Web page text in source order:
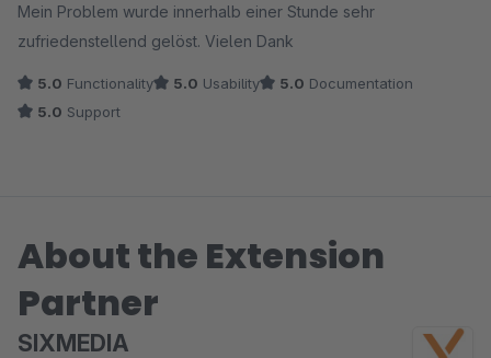
Alles funktioniert nun so, wie es soll.
majakopter.de
Mein Problem wurde innerhalb einer Stunde sehr
zufriedenstellend gelöst. Vielen Dank
5.0 Functionality 5.0 Usability 5.0 Documentation
5.0 Support
About the Extension
Partner
SIXMEDIA